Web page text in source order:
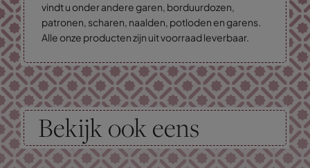
vindt u onder andere garen, borduurdozen,
patronen, scharen, naalden, potloden en garens.
Alle onze producten zijn uit voorraad leverbaar.
Bekijk ook eens